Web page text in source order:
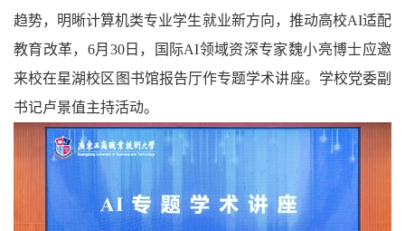
趋势，明晰计算机类专业学生就业新方向，推动高校AI适配
教育改革，6月30日，国际AI领域资深专家魏小亮博士应邀
来校在星湖校区图书馆报告厅作专题学术讲座。学校党委副
书记卢景值主持活动。